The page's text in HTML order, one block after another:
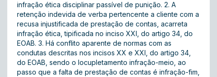
infração ética disciplinar passível de punição. 2. A
retenção indevida de verba pertencente a cliente com a
recusa injustificada de prestação de contas, acarreta
infração ética, tipificada no inciso XXI, do artigo 34, do
EOAB. 3. Há conflito aparente de normas com as
condutas descritas nos incisos XX e XXI, do artigo 34,
do EOAB, sendo o locupletamento infração-meio, ao
passo que a falta de prestação de contas é infração-fim,